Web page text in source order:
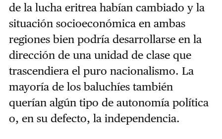
de la lucha eritrea habían cambiado y la
situación socioeconómica en ambas
regiones bien podría desarrollarse en la
dirección de una unidad de clase que
trascendiera el puro nacionalismo. La
mayoría de los baluchíes también
querían algún tipo de autonomía política
o, en su defecto, la independencia.